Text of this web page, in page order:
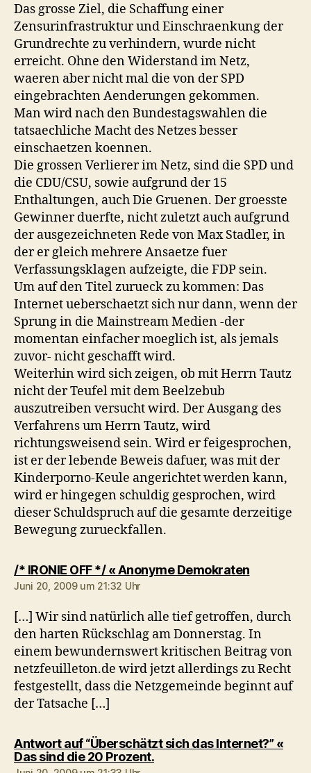
Das grosse Ziel, die Schaffung einer
Zensurinfrastruktur und Einschraenkung der
Grundrechte zu verhindern, wurde nicht
erreicht. Ohne den Widerstand im Netz,
waeren aber nicht mal die von der SPD
eingebrachten Aenderungen gekommen.
Man wird nach den Bundestagswahlen die
tatsaechliche Macht des Netzes besser
einschaetzen koennen.
Die grossen Verlierer im Netz, sind die SPD und
die CDU/CSU, sowie aufgrund der 15
Enthaltungen, auch Die Gruenen. Der groesste
Gewinner duerfte, nicht zuletzt auch aufgrund
der ausgezeichneten Rede von Max Stadler, in
der er gleich mehrere Ansaetze fuer
Verfassungsklagen aufzeigte, die FDP sein.
Um auf den Titel zurueck zu kommen: Das
Internet ueberschaetzt sich nur dann, wenn der
Sprung in die Mainstream Medien -der
momentan einfacher moeglich ist, als jemals
zuvor- nicht geschafft wird.
Weiterhin wird sich zeigen, ob mit Herrn Tautz
nicht der Teufel mit dem Beelzebub
auszutreiben versucht wird. Der Ausgang des
Verfahrens um Herrn Tautz, wird
richtungsweisend sein. Wird er feigesprochen,
ist er der lebende Beweis dafuer, was mit der
Kinderporno-Keule angerichtet werden kann,
wird er hingegen schuldig gesprochen, wird
dieser Schuldspruch auf die gesamte derzeitige
Bewegung zurueckfallen.
/* IRONIE OFF */ « Anonyme Demokratensagt:
Juni 20, 2009 um 21:32 Uhr
[…] Wir sind natürlich alle tief getroffen, durch
den harten Rückschlag am Donnerstag. In
einem bewundernswert kritischen Beitrag von
netzfeuilleton.de wird jetzt allerdings zu Recht
festgestellt, dass die Netzgemeinde beginnt auf
der Tatsache […]
Antwort auf “Überschätzt sich das Internet?” «
Das sind die 20 Prozent.sagt: